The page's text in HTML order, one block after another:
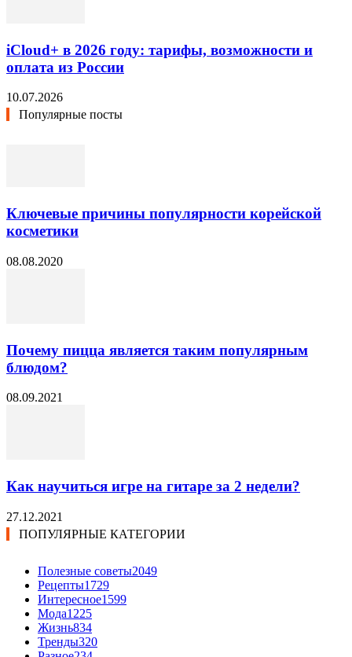
iCloud+ в 2026 году: тарифы, возможности и
оплата из России
10.07.2026
Популярные посты
Ключевые причины популярности корейской
косметики
08.08.2020
Почему пицца является таким популярным
блюдом?
08.09.2021
Как научиться игре на гитаре за 2 недели?
27.12.2021
ПОПУЛЯРНЫЕ КАТЕГОРИИ
Полезные советы2049
Рецепты1729
Интересное1599
Мода1225
Жизнь834
Тренды320